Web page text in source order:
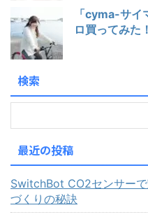
「cyma-サイ
ロ買ってみた！
検索
最近の投稿
SwitchBot CO2センサー
づくりの秘訣